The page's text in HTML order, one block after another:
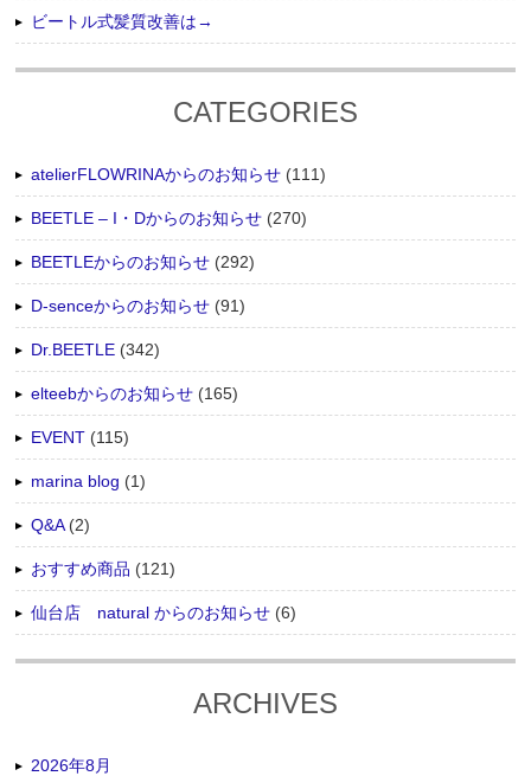
ビートル式髪質改善は→
CATEGORIES
atelierFLOWRINAからのお知らせ (111)
BEETLE – I・Dからのお知らせ (270)
BEETLEからのお知らせ (292)
D-senceからのお知らせ (91)
Dr.BEETLE (342)
elteebからのお知らせ (165)
EVENT (115)
marina blog (1)
Q&A(2)
おすすめ商品 (121)
仙台店 natural からのお知らせ (6)
ARCHIVES
2026年8月